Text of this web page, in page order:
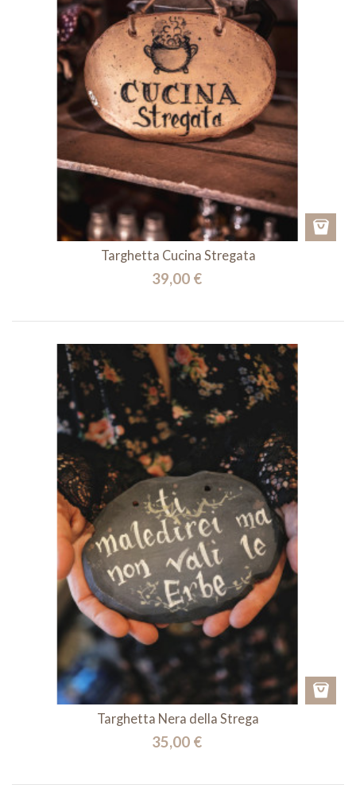
Targhetta Cucina Stregata
39,00 €
Targhetta Nera della Strega
35,00 €